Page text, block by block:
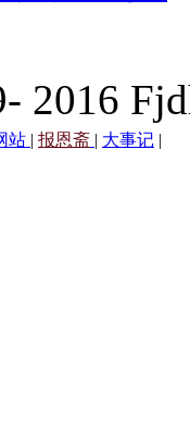
2016
站 | 报恩斋 | 大事记 |